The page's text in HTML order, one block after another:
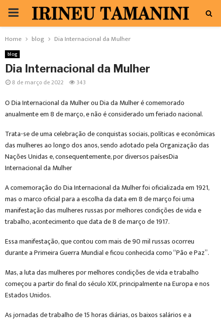
PRIMARY
MENU
Home blog Dia Internacional da Mulher
blog
Dia Internacional da Mulher
8 de março de 2022 343
O Dia Internacional da Mulher ou Dia da Mulher é comemorado
anualmente em 8 de março, e não é considerado um feriado nacional.
Trata-se de uma celebração de conquistas sociais, políticas e econômicas
das mulheres ao longo dos anos, sendo adotado pela Organização das
Nações Unidas e, consequentemente, por diversos paísesDia
Internacional da Mulher
A comemoração do Dia Internacional da Mulher foi oficializada em 1921,
mas o marco oficial para a escolha da data em 8 de março foi uma
manifestação das mulheres russas por melhores condições de vida e
trabalho, acontecimento que data de 8 de março de 1917.
Essa manifestação, que contou com mais de 90 mil russas ocorreu
durante a Primeira Guerra Mundial e ficou conhecida como “Pão e Paz”.
Mas, a luta das mulheres por melhores condições de vida e trabalho
começou a partir do final do século XIX, principalmente na Europa e nos
Estados Unidos.
As jornadas de trabalho de 15 horas diárias, os baixos salários e a